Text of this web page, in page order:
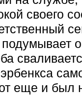
своего
еще и